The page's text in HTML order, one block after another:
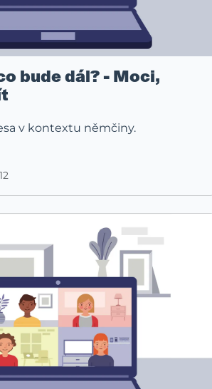
bude dál? - Moci,
v kontextu němčiny.